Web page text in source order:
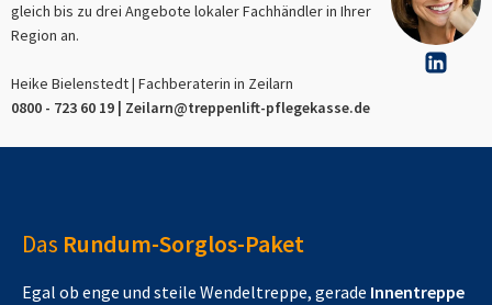
gleich bis zu drei Angebote lokaler Fachhändler in Ihrer
Region an.
Heike Bielenstedt | Fachberaterin in Zeilarn
0800 - 723 60 19 | Zeilarn@treppenlift-pflegekasse.de
Das Rundum-Sorglos-Paket
Egal ob enge und steile Wendeltreppe, gerade Innentreppe